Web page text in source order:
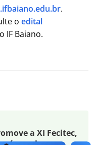
.
o edital
IF Baiano.
a XI Fecitec,